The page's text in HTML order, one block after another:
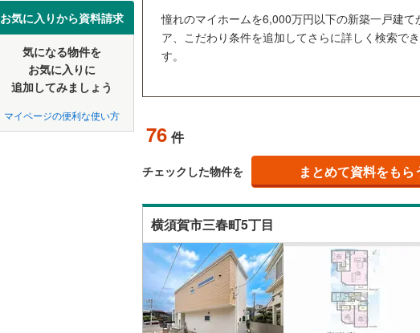
お気に入りから資料請求
気になる物件を
お気に入りに
追加してみましょう
マイページの便利な使い方
憧れのマイホームを6,000万円以下の新築一戸建
ア、こだわり条件を追加してさらに詳しく検索で
す。
76 件
チェックした物件を まとめて資料をもら
横須賀市三春町5丁目
東海 愛知 岐阜
中国 鳥取 島根
福岡 佐賀
該当物件0件
中区(35)
磯子区(74 )
相模原市 緑区(135)
神奈川県のその
ほかの地域
藤沢市(282)
逗子市(18)
厚木市(159
該当物件0件
該当物件0件
地下鉄 横浜市営地下鉄ブルー
東急新横浜線(78)
京急逗子線(111)
横浜高速鉄道みなと
箱根登山鉄道(
該当物件0件
該当物件0件
前道6m以上 （18）
LD
（68）
（24）
長期優良住宅
該当物件0件